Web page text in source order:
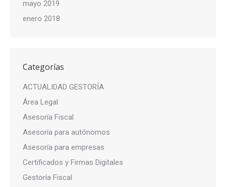
mayo 2019
enero 2018
Categorías
ACTUALIDAD GESTORÍA
Área Legal
Asesoría Fiscal
Asesoría para autónomos
Asesoría para empresas
Certificados y Firmas Digitales
Gestoría Fiscal